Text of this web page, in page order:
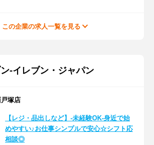
この企業の求人一覧を見る
-イレブン・ジャパン
塚店
【レジ・品出しなど】-未経験OK-身近で始
めやすい♪お仕事シンプルで安心☆シフト応
相談◎